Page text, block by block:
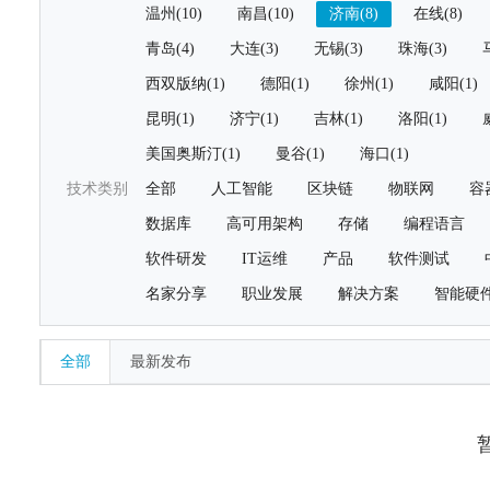
温州(10) 南昌(10) 济南(8) 在线(8)
青岛(4) 大连(3) 无锡(3) 珠海(3)
西双版纳(1) 德阳(1) 徐州(1) 咸阳(1)
昆明(1) 济宁(1) 吉林(1) 洛阳(1)
美国奥斯汀(1) 曼谷(1) 海口(1)
技术类别 全部 人工智能 区块链 物联网 容
数据库 高可用架构 存储 编程语言
软件研发 IT运维 产品 软件测试
名家分享 职业发展 解决方案 智能硬
全部 最新发布